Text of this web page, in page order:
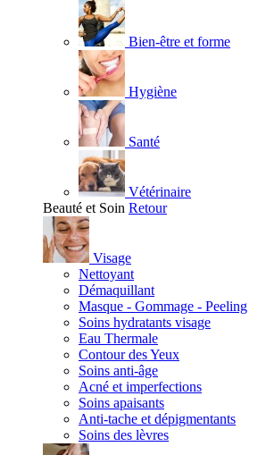
Bien-être et forme
Hygiène
Santé
Vétérinaire
Beauté et Soin Retour
Visage
Nettoyant
Démaquillant
Masque - Gommage - Peeling
Soins hydratants visage
Eau Thermale
Contour des Yeux
Soins anti-âge
Acné et imperfections
Soins apaisants
Anti-tache et dépigmentants
Soins des lèvres